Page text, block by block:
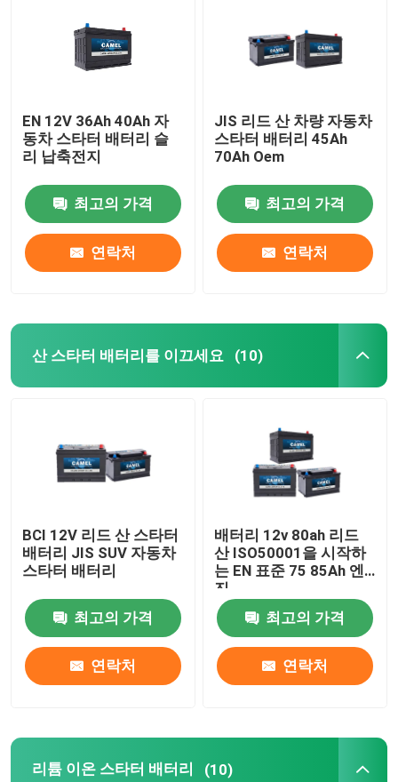
우리에 대하여
공장 여행
연락주세요
Group Website
자동차 스타터 배터리
EN 12V 36Ah 40Ah 자
동차 스타터 배터리 슬
리 납축전지
최고의 가격
연락처
JIS 리드 산 차량 자동차
스타터 배터리 45Ah
70Ah Oem
최고의 가격
연락처
산 스타터 배터리를 이끄세요 (10)
BCI 12V 리드 산 스타터
배터리 JIS SUV 자동차
스타터 배터리
최고의 가격
연락처
배터리 12v 80ah 리드
산 ISO50001을 시작하
는 EN 표준 75 85Ah 엔
진
최고의 가격
연락처
리튬 이온 스타터 배터리 (10)